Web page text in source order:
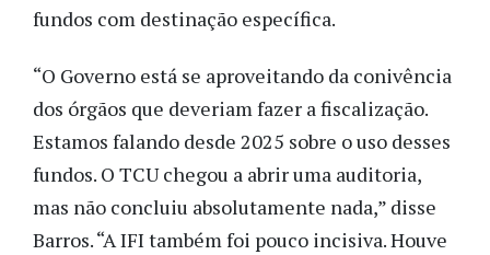
fundos com destinação específica.
“O Governo está se aproveitando da conivência
dos órgãos que deveriam fazer a fiscalização.
Estamos falando desde 2025 sobre o uso desses
fundos. O TCU chegou a abrir uma auditoria,
mas não concluiu absolutamente nada,” disse
Barros. “A IFI também foi pouco incisiva. Houve